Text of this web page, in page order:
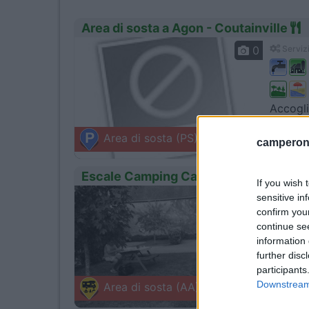
If you wish
sensitive
confirm
continue
information
further
Area di sosta a Agon - Coutainville
Area di sosta (PS)
0
77 le
Escale Camping Cars Le Prairie
Area di sosta (AA)
1
Area